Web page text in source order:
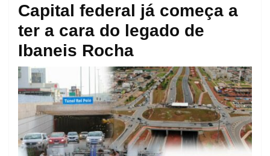
Capital federal já começa a
ter a cara do legado de
Ibaneis Rocha